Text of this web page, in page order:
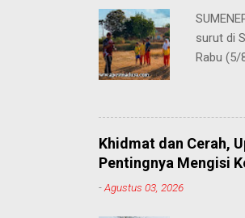
surut di
Rabu (5/
ini,
S.Pd.,
satu
atletik
Khidmat dan Cerah,
Pentingnya Mengisi
-Agustus 03, 2026